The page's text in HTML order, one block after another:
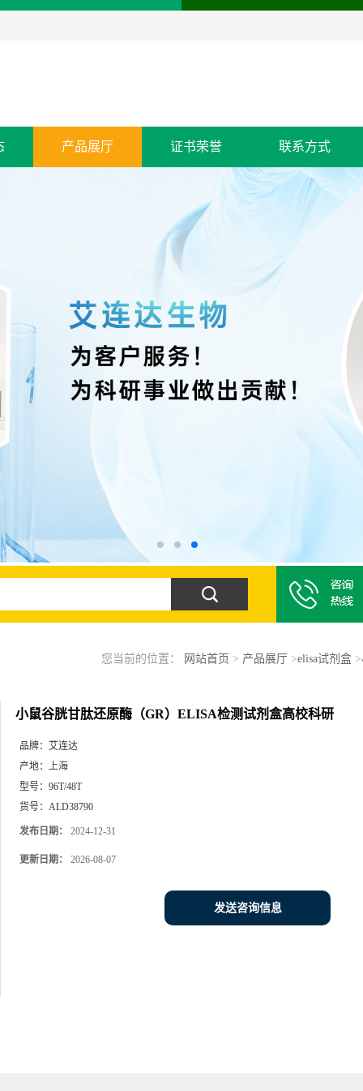
产品展厅 证书荣誉 联系方式
您当前的位置： 网站首页 > 产品展厅 >elisa试剂盒>
小鼠谷胱甘肽还原酶（GR）ELISA检测试剂盒高校科研
品牌： 艾连达
产地： 上海
型号： 96T/48T
货号： ALD38790
发布日期： 2024-12-31
更新日期： 2026-08-07
发送咨询信息